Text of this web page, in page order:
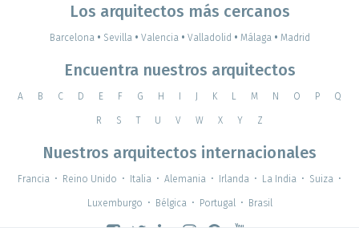
Los arquitectos más cercanos
Barcelona • Sevilla • Valencia • Valladolid • Málaga • Madrid
Encuentra nuestros arquitectos
A B C D E F G H K L M N O P Q
R S T U V W X Y Z
Nuestros arquitectos internacionales
Francia • Reino Unido • Italia • Alemania • Irlanda • La India • Suiza •
Luxemburgo • Bélgica • Portugal • Brasil